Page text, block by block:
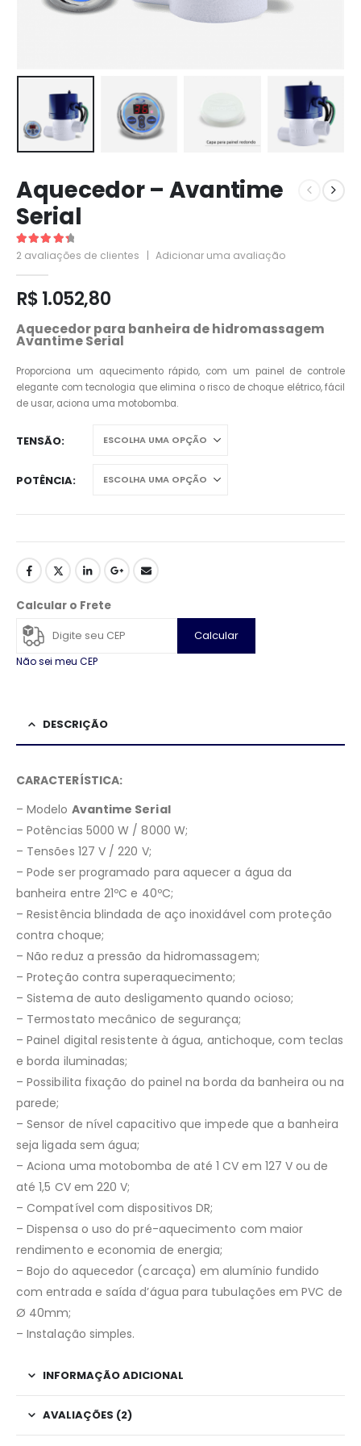
Aquecedor – Avantime
Serial
4.50de 5
2 avaliações de clientes | Adicionar uma avaliação
R$1.052,80
Aquecedor para banheira de hidromassagem
Avantime Serial
Proporciona um aquecimento rápido, com um painel de controle
elegante com tecnologia que elimina o risco de choque elétrico, fácil
de usar, aciona uma motobomba.
TENSÃO
POTÊNCIA
Calcular o Frete
Calcular
Não sei meu CEP
DESCRIÇÃO
CARACTERÍSTICA:
– Modelo Avantime Serial
– Potências 5000 W / 8000 W;
– Tensões 127 V / 220 V;
– Pode ser programado para aquecer a água da
banheira entre 21ºC e 40ºC;
– Resistência blindada de aço inoxidável com proteção
contra choque;
– Não reduz a pressão da hidromassagem;
– Proteção contra superaquecimento;
– Sistema de auto desligamento quando ocioso;
– Termostato mecânico de segurança;
– Painel digital resistente à água, antichoque, com teclas
e borda iluminadas;
– Possibilita fixação do painel na borda da banheira ou na
parede;
– Sensor de nível capacitivo que impede que a banheira
seja ligada sem água;
– Aciona uma motobomba de até 1 CV em 127 V ou de
até 1,5 CV em 220 V;
– Compatível com dispositivos DR;
– Dispensa o uso do pré-aquecimento com maior
rendimento e economia de energia;
– Bojo do aquecedor (carcaça) em alumínio fundido
com entrada e saída d’água para tubulações em PVC de
Ø 40mm;
– Instalação simples.
INFORMAÇÃO ADICIONAL
AVALIAÇÕES (2)